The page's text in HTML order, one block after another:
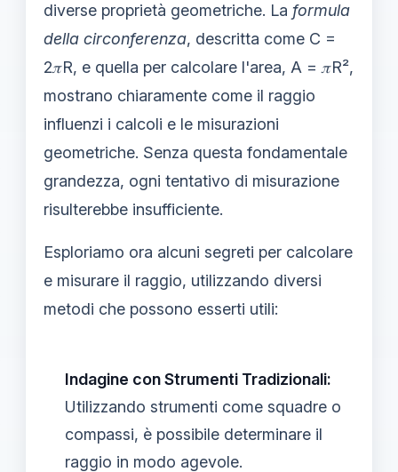
diverse proprietà geometriche. La formula
della circonferenza, descritta come C =
2𝜋R, e quella per calcolare l'area, A = 𝜋R²,
mostrano chiaramente come il raggio
influenzi i calcoli e le misurazioni
geometriche. Senza questa fondamentale
grandezza, ogni tentativo di misurazione
risulterebbe insufficiente.
Esploriamo ora alcuni segreti per calcolare
e misurare il raggio, utilizzando diversi
metodi che possono esserti utili:
Indagine con Strumenti Tradizionali:
Utilizzando strumenti come squadre o
compassi, è possibile determinare il
raggio in modo agevole.